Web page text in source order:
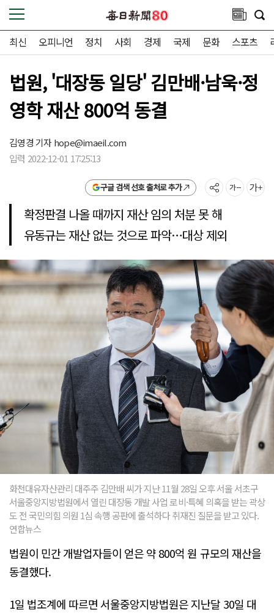
최신 오피니언 정치 사회 경제 국제 문화 스포츠
법원, '대장동 일당' 김만배·남욱·정
영학 재산 800억 동결
김영경 기자hope@imaeil.com
입력 2022-12-01 17:25:13
구글 검색 선호 출처로 추가
확정판결 나올 때까지 재산 임의 처분 못 해
유동규는 재산 없는 것으로 파악…대상 제외
화천대유자산관리 대주주 김만배 씨가 지난 11월 28일 오후 서울 서초구
서울중앙지방법원에서 열린 대장동 개발 사업 로비·특혜 의혹을 받는 곽상
도 전 국민의힘 의원 1심 속행 공판에 출석하다 취재진 질문을 받고 있다.
연합뉴스
법원이 민간 개발업자들이 얻은 약 800억 원 규모의 재산을
동결했다.
1일 법조계에 따르면 서울중앙지방법원은 지난달 30일 대